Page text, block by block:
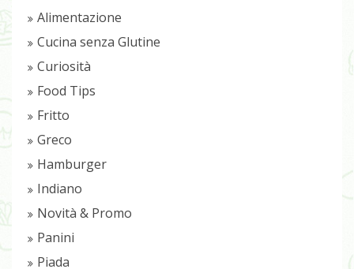
Alimentazione
Cucina senza Glutine
Curiosità
Food Tips
Fritto
Greco
Hamburger
Indiano
Novità & Promo
Panini
Piada